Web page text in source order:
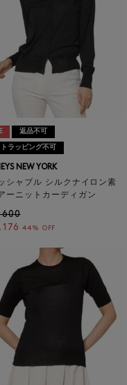
返品不可
ラッピング不可
NEW YORK
シャブル シルクナイロン素
ーニットカーディガン
44% OFF